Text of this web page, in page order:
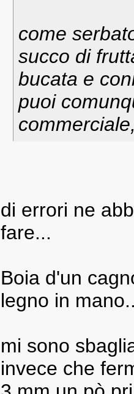
come
succo di
bucata e
puoi
di errori ne
fare...
Boia d'un
legno in
mi sono
invece che